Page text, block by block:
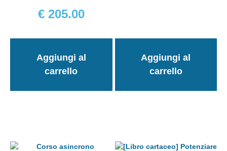
€205.00
Aggiungi al
carrello
Aggiungi al
carrello